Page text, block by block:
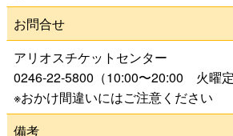
施設を使いたい
公演をみたい
お問合せ
アリオスチケットセンター
0246-22-5800（10:00〜20:00 火曜定
※おかけ間違いにはご注意ください
備考